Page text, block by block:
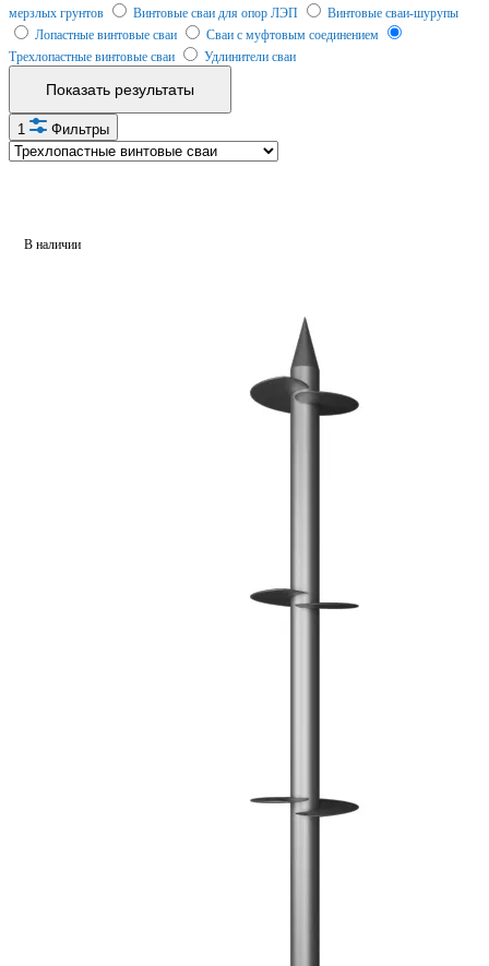
мерзлых грунтов
Винтовые сваи для опор ЛЭП
Винтовые сваи-шурупы
Лопастные винтовые сваи
Сваи с муфтовым соединением
Трехлопастные винтовые сваи
Удлинители сваи
Показать результаты
1 Фильтры
В наличии